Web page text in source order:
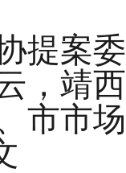
案委
，靖
市市